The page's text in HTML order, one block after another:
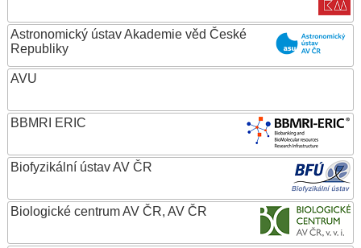
Astronomický ústav Akademie věd České
Republiky
AVU
BBMRI ERIC
Biofyzikální ústav AV ČR
Biologické centrum AV ČR, AV ČR